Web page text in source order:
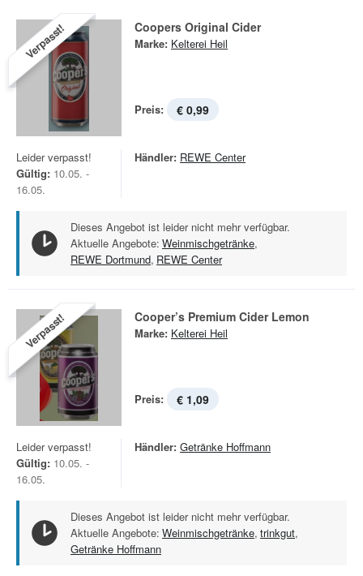
Verpasst! Coopers Original Cider
Marke: Kelterei Heil
Preis: € 0,99
Leider verpasst!
Gültig: 10.05. -
16.05.
Händler: REWE Center
Dieses Angebot ist leider nicht mehr verfügbar.
Aktuelle Angebote: Weinmischgetränke,
REWE Dortmund, REWE Center
Verpasst! Cooper’s Premium Cider Lemon
Marke: Kelterei Heil
Preis: € 1,09
Leider verpasst!
Gültig: 10.05. -
16.05.
Händler: Getränke Hoffmann
Dieses Angebot ist leider nicht mehr verfügbar.
Aktuelle Angebote: Weinmischgetränke, trinkgut,
Getränke Hoffmann